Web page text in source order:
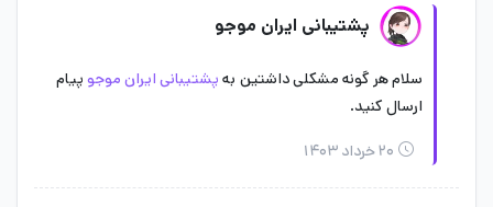
پیگیری خرید سکه های بازی اسکواد باسترز در
ایران موجو
ما در ایران موجو سعی کردیم چگونگی خرید آسان و سریع این
پشتیبانی ایران موجو
سلام هر گونه مشکلی داشتین به پشتیبانی ایران موجو پیام
ارسال کنید.
۲۰ خرداد ۱۴۰۳